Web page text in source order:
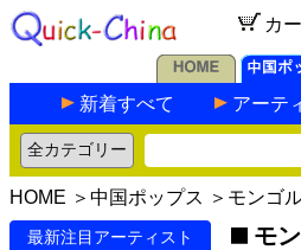
カ
新着すべて アーテ
HOME ＞ 中国ポップス ＞モンゴ
最新注目アーティスト モ